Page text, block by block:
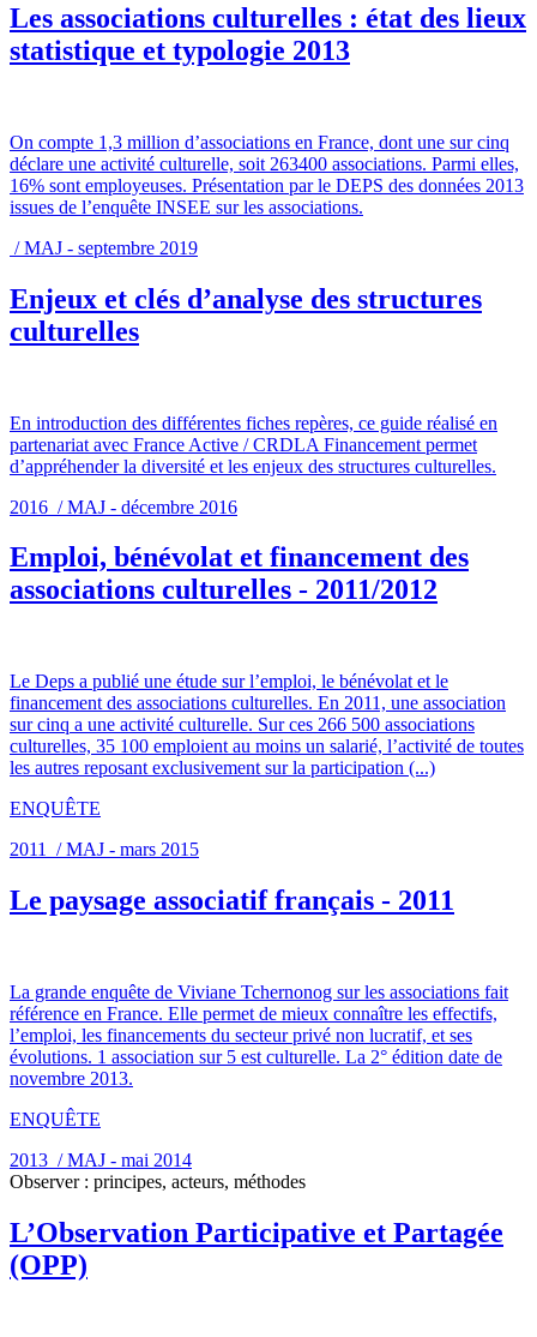
Les associations culturelles : état des lieux
statistique et typologie 2013
On compte 1,3 million d’associations en France, dont une sur cinq
déclare une activité culturelle, soit 263400 associations. Parmi elles,
16% sont employeuses. Présentation par le DEPS des données 2013
issues de l’enquête INSEE sur les associations.
/ MAJ - septembre 2019
Enjeux et clés d’analyse des structures
culturelles
En introduction des différentes fiches repères, ce guide réalisé en
partenariat avec France Active / CRDLA Financement permet
d’appréhender la diversité et les enjeux des structures culturelles.
2016 / MAJ - décembre 2016
Emploi, bénévolat et financement des
associations culturelles - 2011/2012
Le Deps a publié une étude sur l’emploi, le bénévolat et le
financement des associations culturelles. En 2011, une association
sur cinq a une activité culturelle. Sur ces 266 500 associations
culturelles, 35 100 emploient au moins un salarié, l’activité de toutes
les autres reposant exclusivement sur la participation (...)
ENQUÊTE
2011 / MAJ - mars 2015
Le paysage associatif français - 2011
La grande enquête de Viviane Tchernonog sur les associations fait
référence en France. Elle permet de mieux connaître les effectifs,
l’emploi, les financements du secteur privé non lucratif, et ses
évolutions. 1 association sur 5 est culturelle. La 2° édition date de
novembre 2013.
ENQUÊTE
2013 / MAJ - mai 2014
Observer : principes, acteurs, méthodes
L’Observation Participative et Partagée
(OPP)